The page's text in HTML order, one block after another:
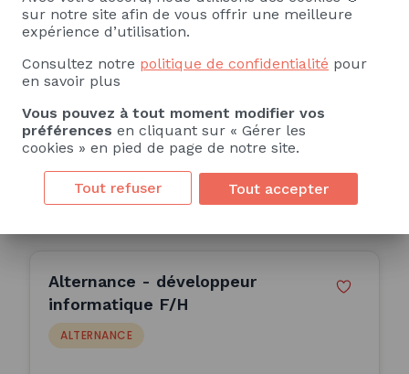
ALTERNANCE
Tetranergy Business School Réunion
Possession (974)
6 Mois
Publiée le 22/07/2026
Consulter l'offre
Alternance - développeur
informatique F/H
ALTERNANCE
sur notre site afin de vous offrir une meilleure
expérience d’utilisation.
Consultez notre politique de confidentialité pour
en savoir plus
Vous pouvez à tout moment modifier vos
préférences en cliquant sur « Gérer les
cookies » en pied de page de notre site.
Tout refuser Tout accepter